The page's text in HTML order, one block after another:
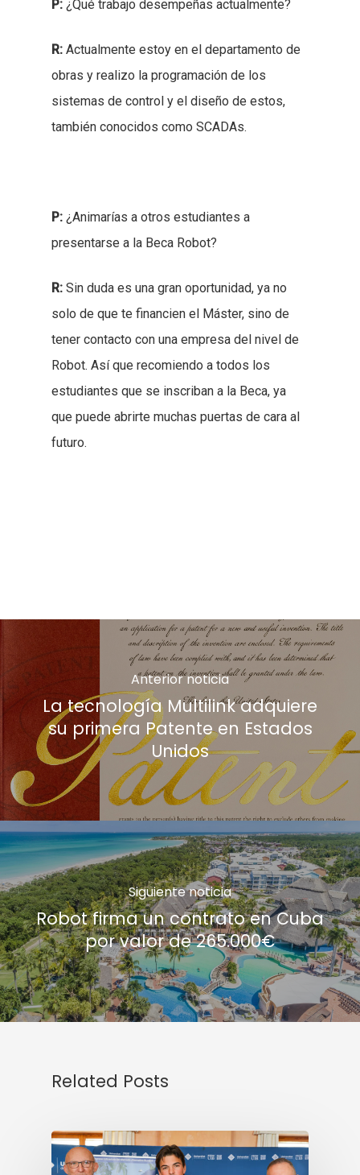
P:¿Qué trabajo desempeñas actualmente?
R:Actualmente estoy en el departamento de
obras y realizo la programación de los
sistemas de control y el diseño de estos,
también conocidos como SCADAs.
P:¿Animarías a otros estudiantes a
presentarse a la Beca Robot?
R:Sin duda es una gran oportunidad, ya no
solo de que te financien el Máster, sino de
tener contacto con una empresa del nivel de
Robot. Así que recomiendo a todos los
estudiantes que se inscriban a la Beca, ya
que puede abrirte muchas puertas de cara al
futuro.
Anterior noticia
La tecnología Multilink adquiere
su primera Patente en Estados
Unidos
Siguiente noticia
Robot firma un contrato en Cuba
por valor de 265.000€
Related Posts
Quiénes somos
NUESTRAS MARCAS
CONTACTO
ENG
Robot, S.A.
Gremi de Cirurgians i Barbers 22
Polígon Industrial Son Rossinyol
07009 Palma